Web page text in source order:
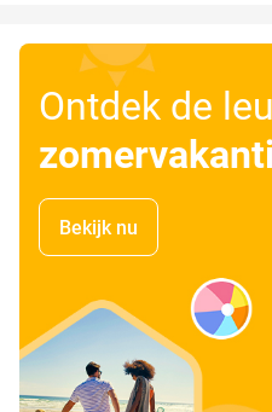
Ontdek de
Bekijk nu